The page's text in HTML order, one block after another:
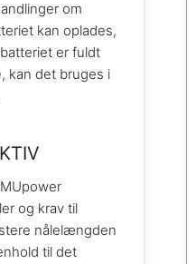
om
kan oplades,
er fuldt
kan det bruges i
og krav til
nålelængden
til det